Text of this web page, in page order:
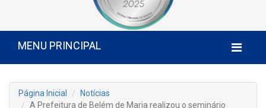
MENU PRINCIPAL
Página Inicial
Notícias
A Prefeitura de Belém de Maria realizou o seminário